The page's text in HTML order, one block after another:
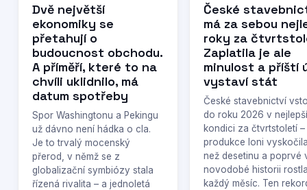
Dvě největší
ekonomiky se
přetahují o
budoucnost obchodu.
A příměří, které to na
chvíli uklidnilo, má
datum spotřeby
Spor Washingtonu a Pekingu
už dávno není hádka o cla.
Je to trvalý mocenský
přerod, v němž se z
globalizační symbiózy stala
řízená rivalita – a jednoletá
České
má za sebou
roky za
Zaplatila je ale
minulost a příští
vystaví stát
České stavebnictví
do roku 2026 v nejlepší
kondici za čtvrtstoletí –
produkce loni
než desetinu a poprvé
novodobé historii
každý měsíc. Ten